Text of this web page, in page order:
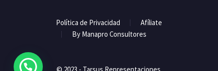
Política de Privacidad
Afíliate
By Manapro Consultores